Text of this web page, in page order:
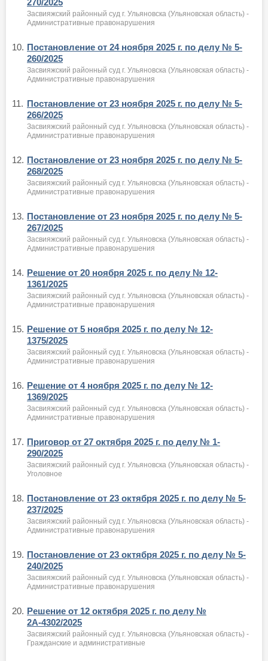
Засвияжский районный суд г. Ульяновска (Ульяновская область) -
Административные правонарушения
10. Постановление от 24 ноября 2025 г. по делу № 5-
260/2025
Засвияжский районный суд г. Ульяновска (Ульяновская область) -
Административные правонарушения
11. Постановление от 23 ноября 2025 г. по делу № 5-
266/2025
Засвияжский районный суд г. Ульяновска (Ульяновская область) -
Административные правонарушения
12. Постановление от 23 ноября 2025 г. по делу № 5-
268/2025
Засвияжский районный суд г. Ульяновска (Ульяновская область) -
Административные правонарушения
13. Постановление от 23 ноября 2025 г. по делу № 5-
267/2025
Засвияжский районный суд г. Ульяновска (Ульяновская область) -
Административные правонарушения
14. Решение от 20 ноября 2025 г. по делу № 12-
1361/2025
Засвияжский районный суд г. Ульяновска (Ульяновская область) -
Административные правонарушения
15. Решение от 5 ноября 2025 г. по делу № 12-
1375/2025
Засвияжский районный суд г. Ульяновска (Ульяновская область) -
Административные правонарушения
16. Решение от 4 ноября 2025 г. по делу № 12-
1369/2025
Засвияжский районный суд г. Ульяновска (Ульяновская область) -
Административные правонарушения
17. Приговор от 27 октября 2025 г. по делу № 1-
290/2025
Засвияжский районный суд г. Ульяновска (Ульяновская область) -
Уголовное
18. Постановление от 23 октября 2025 г. по делу № 5-
237/2025
Засвияжский районный суд г. Ульяновска (Ульяновская область) -
Административные правонарушения
19. Постановление от 23 октября 2025 г. по делу № 5-
240/2025
Засвияжский районный суд г. Ульяновска (Ульяновская область) -
Административные правонарушения
20. Решение от 12 октября 2025 г. по делу №
2А-4302/2025
Засвияжский районный суд г. Ульяновска (Ульяновская область) -
Гражданские и административные